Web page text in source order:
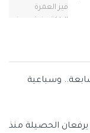
وسباعية
بـ24 ساعة يرفعان الحصيلة منذ